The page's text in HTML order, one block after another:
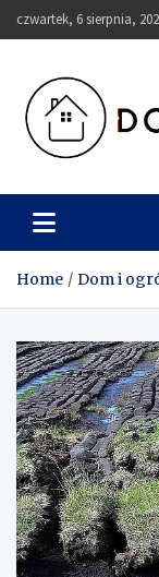
to
czwartek, 6 sierpnia,
Dom-
Home Dom i